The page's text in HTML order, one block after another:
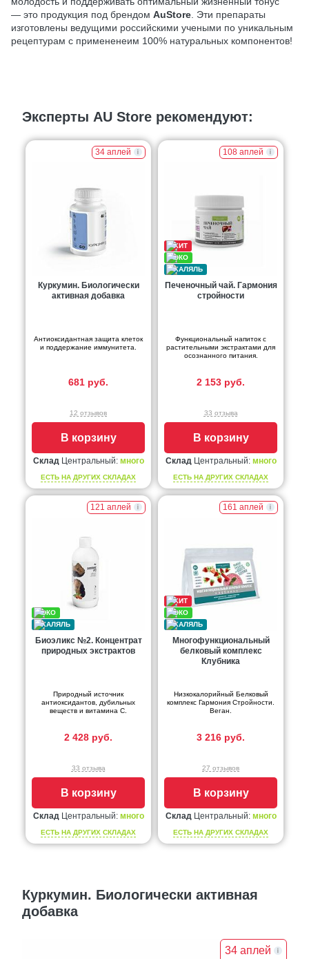
— это продукция под брендом AuStore. Эти препараты
изготовлены ведущими российскими учеными по уникальным
рецептурам с примененеим 100% натуральных компонентов!
Эксперты AU Store рекомендуют:
34 аплей
Куркумин. Биологически
активная добавка
Антиоксидантная защита клеток
и поддержание иммунитета.
681 руб.
12 отзывов
В корзину
СкладЦентральный: много
ЕСТЬ НА ДРУГИХ СКЛАДАХ
108 аплей
Печеночный чай. Гармония
стройности
Функциональный напиток с
растительными экстрактами для
осознанного питания.
2 153 руб.
33 отзыва
В корзину
СкладЦентральный: много
ЕСТЬ НА ДРУГИХ СКЛАДАХ
121 аплей
Биоэликс №2. Концентрат
природных экстрактов
Природный источник
антиоксидантов, дубильных
веществ и витамина С.
2 428 руб.
33 отзыва
В корзину
СкладЦентральный: много
ЕСТЬ НА ДРУГИХ СКЛАДАХ
161 аплей
Многофункциональный
белковый комплекс
Клубника
Низкокалорийный Белковый
комплекс Гармония Стройности.
Веган.
3 216 руб.
27 отзывов
В корзину
СкладЦентральный: много
ЕСТЬ НА ДРУГИХ СКЛАДАХ
Куркумин. Биологически активная
добавка
34 аплей